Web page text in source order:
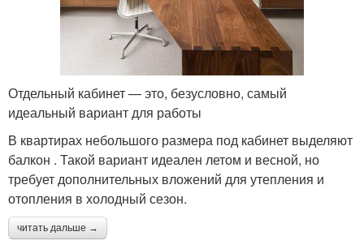
Отдельный кабинет — это, безусловно, самый
идеальный вариант для работы
В квартирах небольшого размера под кабинет выделяют
балкон . Такой вариант идеален летом и весной, но
требует дополнительных вложений для утепления и
отопления в холодный сезон.
читать дальше →